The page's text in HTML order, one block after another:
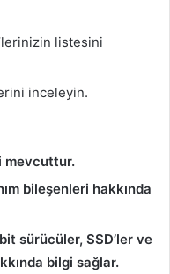
listesini
inceleyin.
mevcuttur.
bileşenleri hakkında
sürücüler, SSD’ler ve
bilgi sağlar.